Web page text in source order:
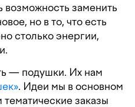
возможность заменить
но в то, что есть
столько энергии,
— подушки. Их нам
. Идеи мы в основном
заказы